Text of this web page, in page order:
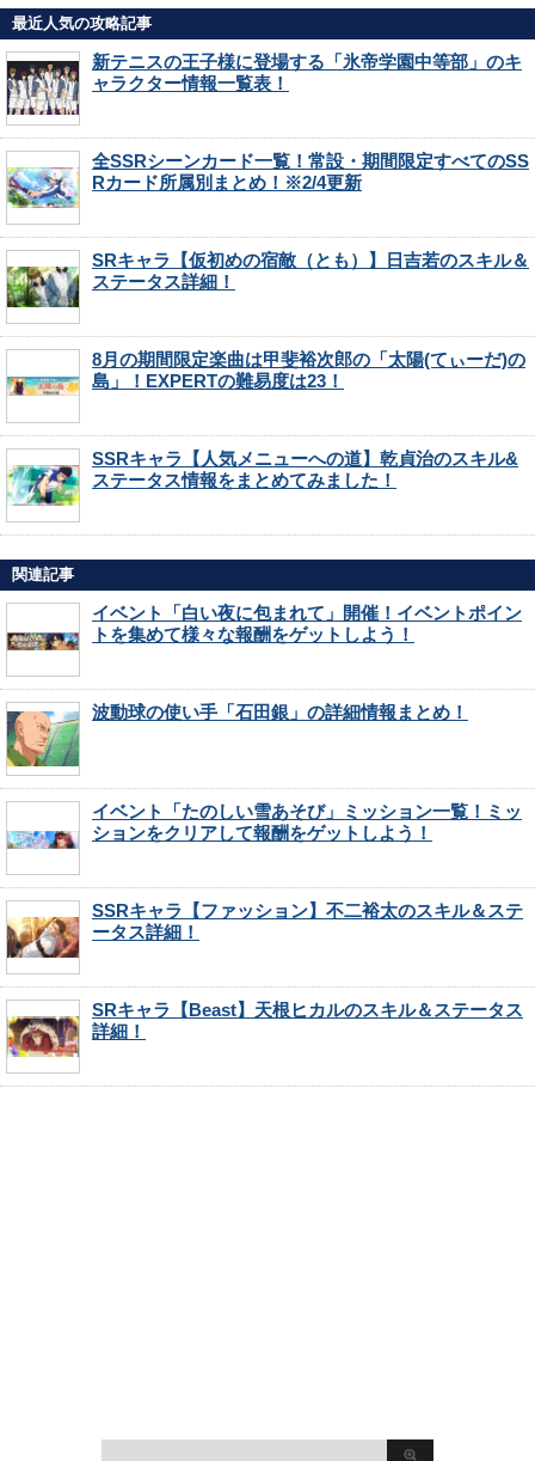
最近人気の攻略記事
新テニスの王子様に登場する「氷帝学園中等部」のキ
ャラクター情報一覧表！
全SSRシーンカード一覧！常設・期間限定すべてのSS
Rカード所属別まとめ！※2/4更新
SRキャラ【仮初めの宿敵（とも）】日吉若のスキル＆
ステータス詳細！
8月の期間限定楽曲は甲斐裕次郎の「太陽(てぃーだ)の
島」！EXPERTの難易度は23！
SSRキャラ【人気メニューへの道】乾貞治のスキル&
ステータス情報をまとめてみました！
関連記事
イベント「白い夜に包まれて」開催！イベントポイン
トを集めて様々な報酬をゲットしよう！
波動球の使い手「石田銀」の詳細情報まとめ！
イベント「たのしい雪あそび」ミッション一覧！ミッ
ションをクリアして報酬をゲットしよう！
SSRキャラ【ファッション】不二裕太のスキル＆ステ
ータス詳細！
SRキャラ【Beast】天根ヒカルのスキル＆ステータス
詳細！